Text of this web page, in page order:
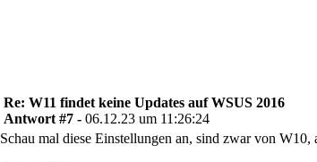
Re: W11 findet keine Updates auf WSUS 2016
Antwort #7 - 06.12.23 um 11:26:24
Schau mal diese Einstellungen an, sind zwar von